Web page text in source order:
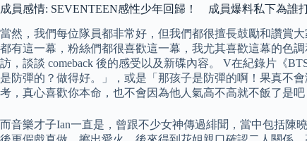
成員感情: SEVENTEEN感性少年回歸！ 成員爆料私下為誰
當然，我們每位隊員都非常好，但我們都很擅長鼓勵和讚賞
都有這一幕，粉絲們都很喜歡這一幕，我尤其喜歡這幕的色
訪，談談 comeback 後的感受以及新碟內容。 V在紀錄片《
是防彈的？做得好。」，或是「那孩子是防彈的啊！果真不
考，真心喜歡你本命，也不會因為他人氣高不高就不飯了是
而音樂才子Ian一直是，曾跟不少女神傳過緋聞，當中包括陳